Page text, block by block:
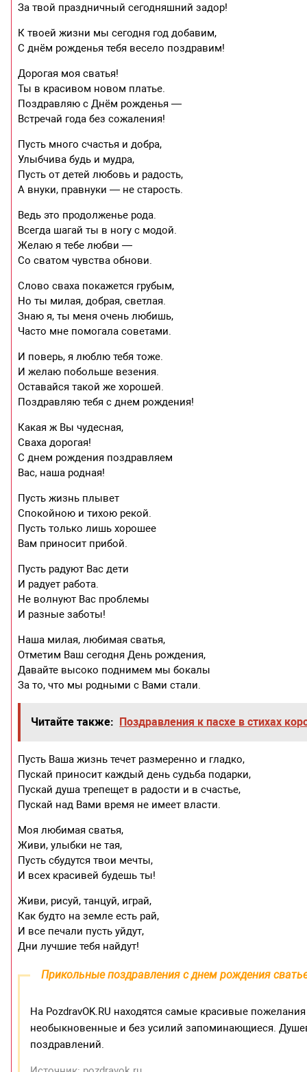
За твой праздничный сегодняшний задор!
К твоей жизни мы сегодня год добавим,
С днём рожденья тебя весело поздравим!
Дорогая моя сватья!
Ты в красивом новом платье.
Поздравляю с Днём рожденья —
Встречай года без сожаления!
Пусть много счастья и добра,
Улыбчива будь и мудра,
Пусть от детей любовь и радость,
А внуки, правнуки — не старость.
Ведь это продолженье рода.
Всегда шагай ты в ногу с модой.
Желаю я тебе любви —
Со сватом чувства обнови.
Слово сваха покажется грубым,
Но ты милая, добрая, светлая.
Знаю я, ты меня очень любишь,
Часто мне помогала советами.
И поверь, я люблю тебя тоже.
И желаю побольше везения.
Оставайся такой же хорошей.
Поздравляю тебя с днем рождения!
Какая ж Вы чудесная,
Сваха дорогая!
С днем рождения поздравляем
Вас, наша родная!
Пусть жизнь плывет
Спокойною и тихою рекой.
Пусть только лишь хорошее
Вам приносит прибой.
Пусть радуют Вас дети
И радует работа.
Не волнуют Вас проблемы
И разные заботы!
Наша милая, любимая сватья,
Отметим Ваш сегодня День рождения,
Давайте высоко поднимем мы бокалы
За то, что мы родными с Вами стали.
Читайте также: Поздравления к пасхе в стихах
Пусть Ваша жизнь течет размеренно и гладко,
Пускай приносит каждый день судьба подарки,
Пускай душа трепещет в радости и в счастье,
Пускай над Вами время не имеет власти.
Моя любимая сватья,
Живи, улыбки не тая,
Пусть сбудутся твои мечты,
И всех красивей будешь ты!
Живи, рисуй, танцуй, играй,
Как будто на земле есть рай,
И все печали пусть уйдут,
Дни лучшие тебя найдут!
Прикольные поздравления с днем рождения
На PozdravOK.RU находятся самые красивые
необыкновенные и без усилий запоминающиеся.
поздравлений.